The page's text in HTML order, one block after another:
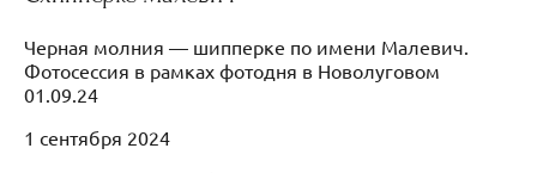
Черная молния — шипперке по имени Малевич.
Фотосессия в рамках фотодня в Новолуговом
01.09.24
1 сентября 2024